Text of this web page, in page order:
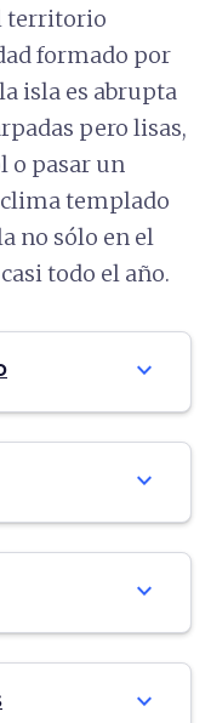
territorio
formado por
isla es abrupta
pero lisas,
o pasar un
templado
no sólo en el
todo el año.
expand_more
expand_more
expand_more
expand_more